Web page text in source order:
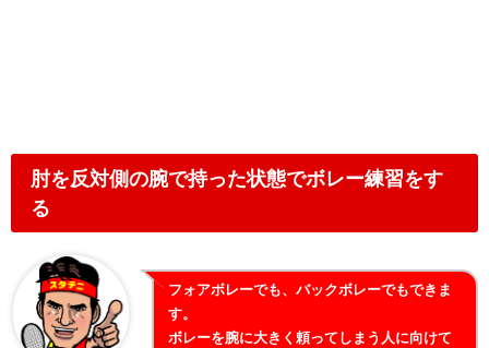
肘を反対側の腕で持った状態でボレー練習をす
る
フォアボレーでも、バックボレーでもできま
す。
ボレーを腕に大きく頼ってしまう人に向けて